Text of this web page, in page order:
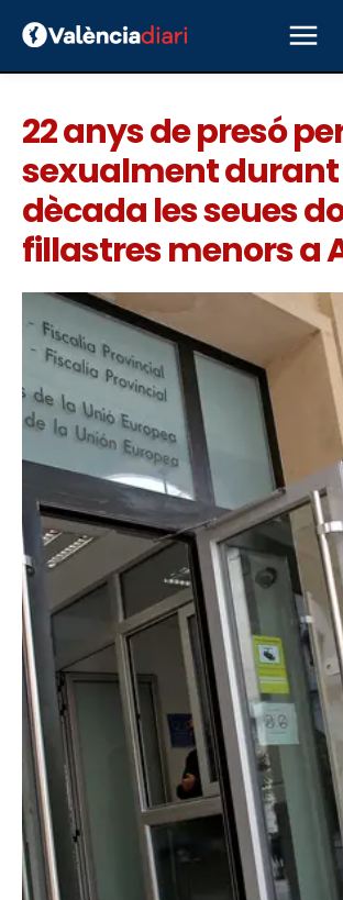
22 anys de presó
sexualment
dècada les seues
fillastres menors a